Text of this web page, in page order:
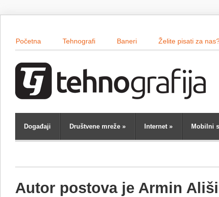
Početna Tehnografi Baneri Želite pisati za
Događaji Društvene mreže » Internet» Mobilni
Autor postova je Armin